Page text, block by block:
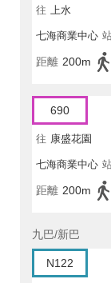
往 上水
七海商業中心
距離 200m
690
往 康盛花園
七海商業中心
距離 200m
九巴/新巴
N122